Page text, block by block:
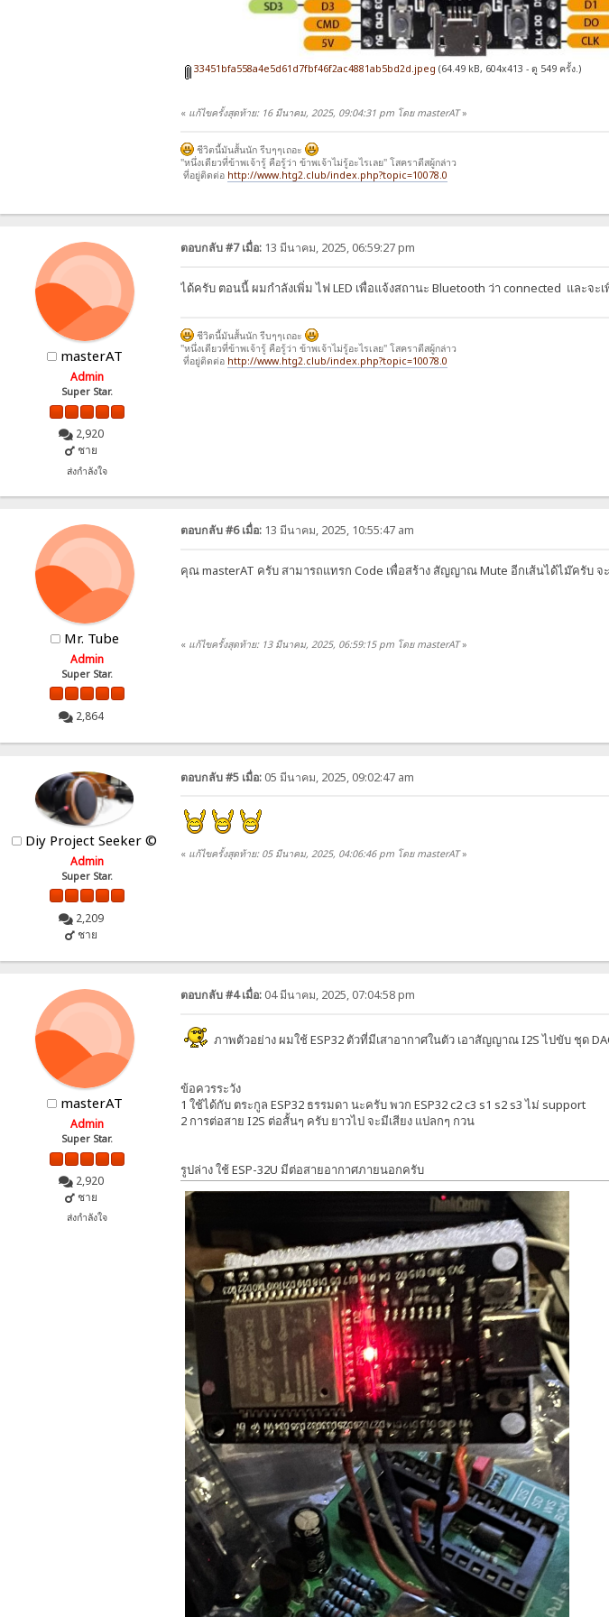
33451bfa558a4e5d61d7fbf46f2ac4881ab5bd2d.jpeg (64.49 kB, 604x413 - ดู 549 ครั้ง.)
« แก้ไขครั้งสุดท้าย: 16 มีนาคม, 2025, 09:04:31 pm โดย masterAT»
ชีวิตนี้มันสั้นนัก รีบๆๆเถอะ
"หนึ่งเดียวที่ข้าพเจ้ารู้ คือรู้ว่า ข้าพเจ้าไม่รู้อะไรเลย" โสคราตีสผู้กล่าว
ที่อยู่ติดต่อ http://www.htg2.club/index.php?topic=10078.0
masterAT
Admin
Super Star.
2,920
ชาย
ส่งกำลังใจ
ตอบกลับ #7 เมื่อ:13 มีนาคม, 2025, 06:59:27 pm
ได้ครับ ตอนนี้ ผมกำลังเพิ่ม ไฟ LED เพื่อแจ้งสถานะ Bluetooth ว่า connected และจ
ชีวิตนี้มันสั้นนัก รีบๆๆเถอะ
"หนึ่งเดียวที่ข้าพเจ้ารู้ คือรู้ว่า ข้าพเจ้าไม่รู้อะไรเลย" โสคราตีสผู้กล่าว
ที่อยู่ติดต่อ http://www.htg2.club/index.php?topic=10078.0
Mr. Tube
Admin
Super Star.
2,864
ตอบกลับ #6 เมื่อ:13 มีนาคม, 2025, 10:55:47 am
คุณ masterAT ครับ สามารถแทรก Code เพื่อสร้าง สัญญาณ Mute อีกเส้นได้ไม๊ครับ จ
« แก้ไขครั้งสุดท้าย: 13 มีนาคม, 2025, 06:59:15 pm โดย masterAT»
Diy Project Seeker ©
Admin
Super Star.
2,209
ชาย
ตอบกลับ #5 เมื่อ:05 มีนาคม, 2025, 09:02:47 am
« แก้ไขครั้งสุดท้าย: 05 มีนาคม, 2025, 04:06:46 pm โดย masterAT»
masterAT
Admin
Super Star.
2,920
ชาย
ส่งกำลังใจ
ตอบกลับ #4 เมื่อ:04 มีนาคม, 2025, 07:04:58 pm
ภาพตัวอย่าง ผมใช้ ESP32 ตัวที่มีเสาอากาศในตัว เอาสัญญาณ I2S ไปขับ ชุด
ข้อควรระวัง
1 ใช้ได้กับ ตระกูล ESP32 ธรรมดา นะครับ พวก ESP32 c2 c3 s1 s2 s3 ไม่ support
2 การต่อสาย I2S ต่อสั้นๆ ครับ ยาวไป จะมีเสียง แปลกๆ กวน
รูปล่าง ใช้ ESP-32U มีต่อสายอากาศภายนอกครับ